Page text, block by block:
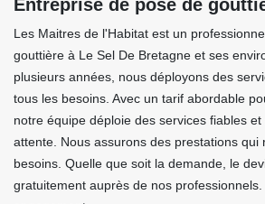
Entreprise de pose de
Les Maitres de l'Habitat est un
gouttière à Le Sel De Bretagne et ses
plusieurs années, nous déployons des
tous les besoins. Avec un tarif abordable
notre équipe déploie des services fiables
attente. Nous assurons des prestations qui
besoins. Quelle que soit la demande, le
gratuitement auprès de nos